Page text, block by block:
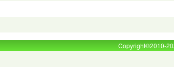
Copyright©2010-